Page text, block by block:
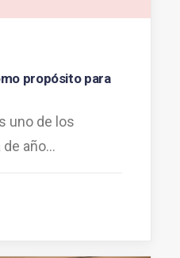
propósito para
uno de los
año…